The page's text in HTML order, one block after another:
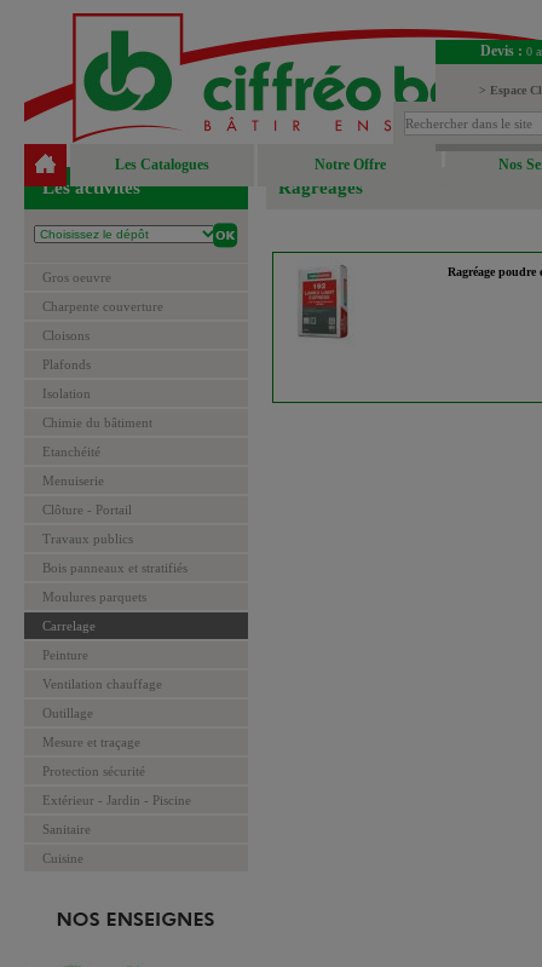
Devis : 0
> Espace
> Espace
Les Catalogues Notre Offre Nos
Les activités
Gros oeuvre
Charpente couverture
Cloisons
Plafonds
Isolation
Chimie du bâtiment
Etanchéité
Menuiserie
Clôture - Portail
Travaux publics
Bois panneaux et stratifiés
Moulures parquets
Carrelage
Peinture
Ventilation chauffage
Outillage
Mesure et traçage
Protection sécurité
Extérieur - Jardin - Piscine
Sanitaire
Cuisine
Ragréages
Ragréage poudre